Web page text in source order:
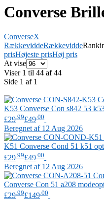
Converse
ConverseX
RækkeviddeRækkevidde
prisHøjeste prisHøj pris
At vise
Viser 1 til 44 af 44
Side 1 af 1
K53 Converse Con s842 53
£29 .99£49 .00
Beregnet af 12 Aug 2026
K51 Converse Cond 51 k51
£29 .99£49 .00
Beregnet af 12 Aug 2026
Converse Con 51 a208
£29 .99£149 .00